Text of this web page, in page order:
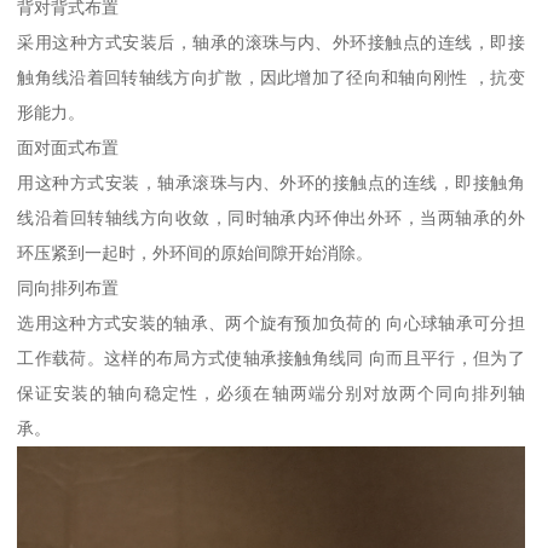
背对背式布置
采用这种方式安装后，轴承的滚珠与内、外环接触点的连线，即接
触角线沿着回转轴线方向扩散，因此增加了径向和轴向刚性 ，抗变
形能力。
面对面式布置
用这种方式安装，轴承滚珠与内、外环的接触点的连线，即接触角
线沿着回转轴线方向收敛，同时轴承内环伸出外环，当两轴承的外
环压紧到一起时，外环间的原始间隙开始消除。
同向排列布置
选用这种方式安装的轴承、两个旋有预加负荷的 向心球轴承可分担
工作载荷。这样的布局方式使轴承接触角线同 向而且平行，但为了
保证安装的轴向稳定性，必须在轴两端分别对放两个同向排列轴
承。